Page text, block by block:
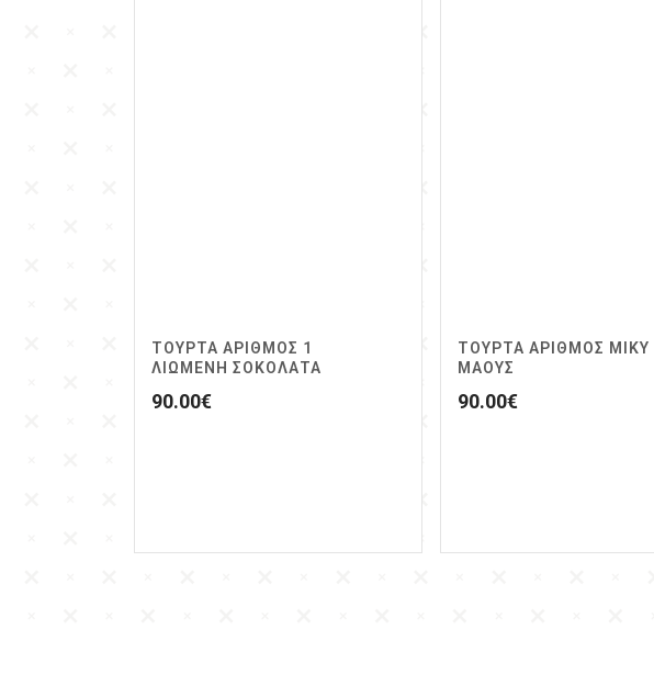
ΤΟΥΡΤΑ ΑΡΙΘΜΟΣ 1
ΛΙΩΜΕΝΗ ΣΟΚΟΛΑΤΑ
90.00€
ΤΟΥΡΤΑ ΑΡΙΘΜΟΣ ΜΙΚΥ
ΜΑΟΥΣ
90.00€